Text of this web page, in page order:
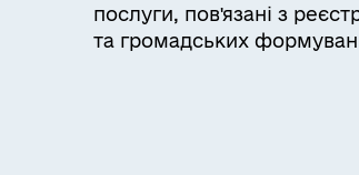
послуги, пов'язані з
та громадських